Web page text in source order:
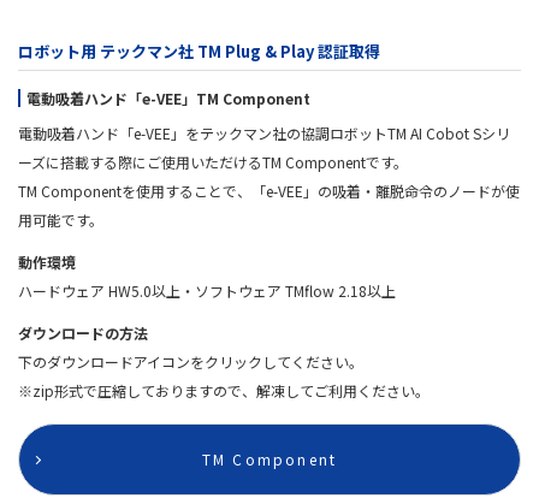
ロボット用 テックマン社 TM Plug & Play 認証取得
電動吸着ハンド「e-VEE」TM Component
電動吸着ハンド「e-VEE」をテックマン社の協調ロボットTM AI Cobot Sシリ
ーズに搭載する際にご使用いただけるTM Componentです。
TM Componentを使用することで、「e-VEE」の吸着・離脱命令のノードが使
用可能です。
動作環境
ハードウェア HW5.0以上・ソフトウェア TMflow 2.18以上
ダウンロードの方法
下のダウンロードアイコンをクリックしてください。
※zip形式で圧縮しておりますので、解凍してご利用ください。
TM Component